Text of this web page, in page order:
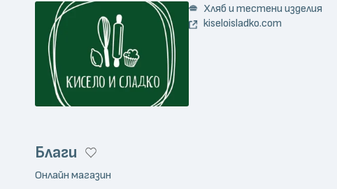
Хляб и тестени изделия
kiseloisladko.com
Благи
Онлайн магазин